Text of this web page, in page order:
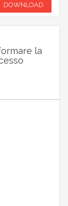
DOWNLOAD
la